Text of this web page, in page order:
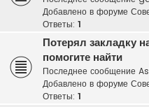
Добавлено в форуме
Ответы: 1
Потерял закладку
помогите найти
Последнее сообщение
Добавлено в форуме
Ответы: 1